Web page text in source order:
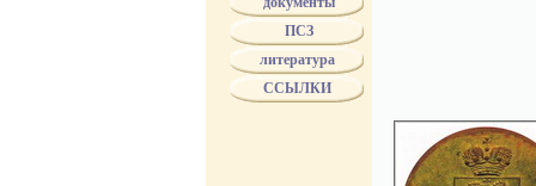
ПСЗ
литература
ССЫЛКИ
губернаторы имели
прокуроры. Эта
В 1824 г. цветовые
входящих в каждое
некоторых губерний
Различие между
должны были быть из
наименование